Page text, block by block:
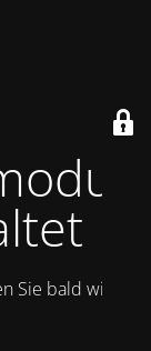
Sie bald wieder.